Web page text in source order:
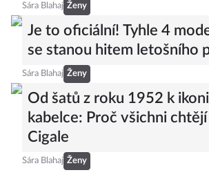
Sára Blahaj Ženy
Je to oficiální! Tyhle 4
se stanou hitem letošního
Sára Blahaj Ženy
Od šatů z roku 1952 k
kabelce: Proč všichni
Cigale
Sára Blahaj Ženy